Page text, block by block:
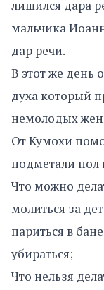
лишился дара
мальчика
дар речи.
В этот же день
духа который
немолодых
От Кумохи
подметали пол
Что можно
молиться за
париться в
убираться;
Что нельзя